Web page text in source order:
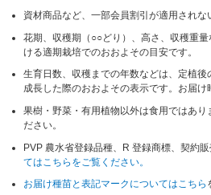
資材商品など、一部会員割引が適用されな
花期、収穫期（○○どり）、高さ、収穫重
ける適期栽培でのおおよその目安です。
生育日数、収穫までの年数などは、定植
成長した際のおおよその表示です。お届け
果樹・野菜・有用植物以外は食用ではあり
ださい。
PVP 農水省登録品種、R 登録商標、契約
てはこちらをご覧ください。
お届け種苗と表記マークについてはこちら